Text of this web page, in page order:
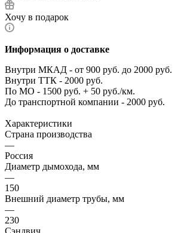
Хочу в подарок
Информация о доставке
Внутри МКАД - от 900 руб. до 2000 руб.
Внутри ТТК - 2000 руб.
По МО - 1500 руб. + 50 руб./км.
До транспортной компании - 2000 руб.
Характеристики
Страна производства
—
Россия
Диаметр дымохода, мм
—
150
Внешний диаметр трубы, мм
—
230
Сэндвич